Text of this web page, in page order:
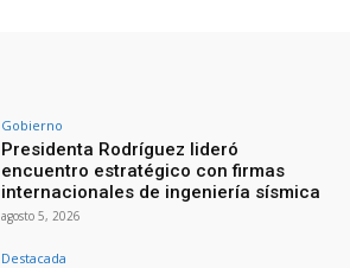
Gobierno
Presidenta Rodríguez lideró
encuentro estratégico con firmas
internacionales de ingeniería sísmica
agosto 5, 2026
Destacada